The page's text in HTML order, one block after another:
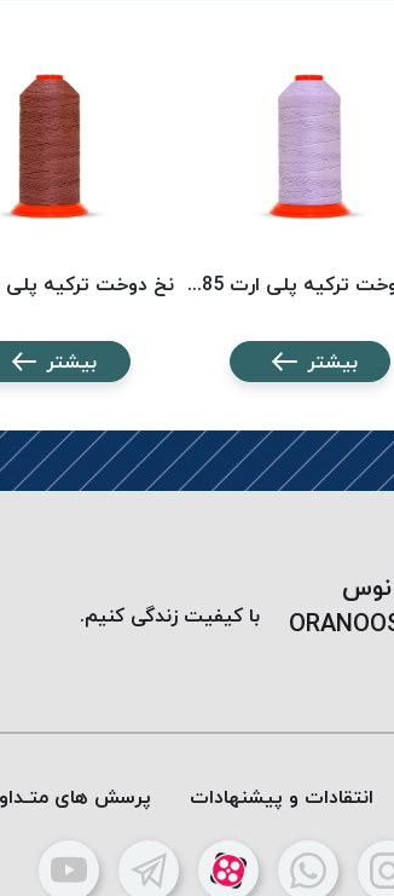
نخ دوخت ترکیه پلی ارت 8585 POLYART
بیشتر بیشتر
با کیفیت زندگی کنیم.
انتقادات و پیشنهادات پرسش های